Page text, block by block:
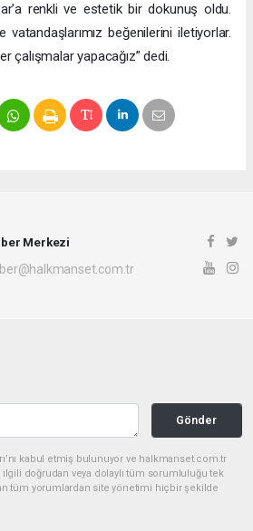
renkli ve estetik bir dokunuş oldu.
vatandaşlarımız beğenilerini iletiyorlar.
çalışmalar yapacağız” dedi.
Merkezi
Gönder
kabul etmiş bulunuyor ve halkmanset.com.tr
ilgili doğrudan veya dolaylı tüm sorumluluğu tek
tüm yorumlardan site yönetimi hiçbir şekilde